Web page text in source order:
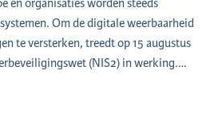
en organisaties worden steeds
Om de digitale weerbaarheid
te versterken, treedt op 15 augustus
(NIS2) in werking.…